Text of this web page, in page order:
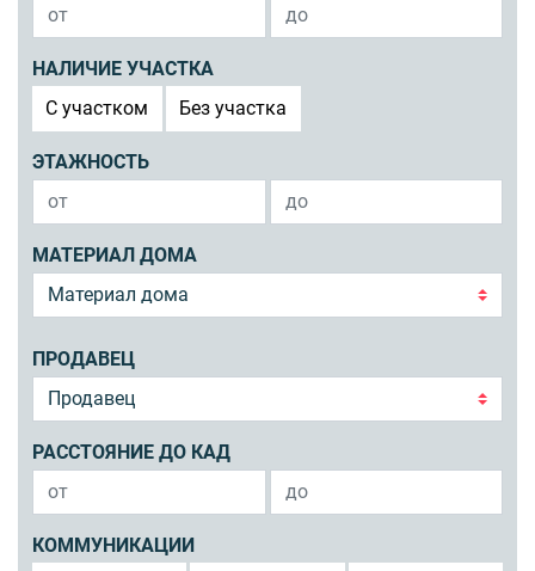
НАЛИЧИЕ УЧАСТКА
C участком
Без участка
ЭТАЖНОСТЬ
МАТЕРИАЛ ДОМА
ПРОДАВЕЦ
РАССТОЯНИЕ ДО КАД
КОММУНИКАЦИИ